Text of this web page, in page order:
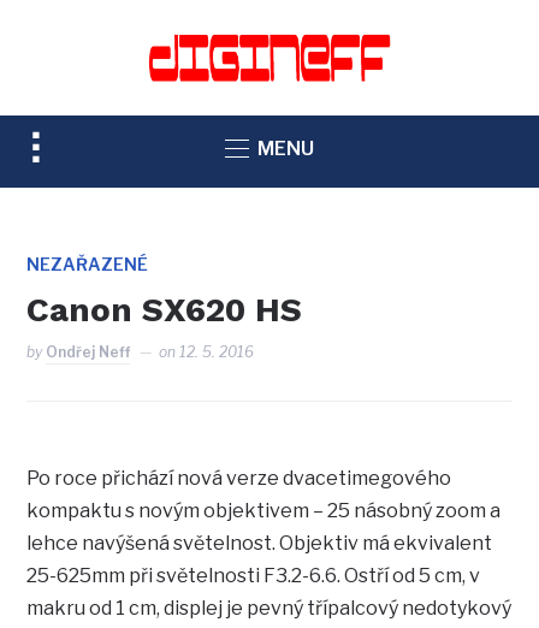
TOGGLE
SIDEBAR
NAVIGATION
MENU
NEZAŘAZENÉ
Canon SX620 HS
by Ondřej Neff on12. 5. 2016
Po roce přichází nová verze dvacetimegového
kompaktu s novým objektivem – 25 násobný zoom a
lehce navýšená světelnost. Objektiv má ekvivalent
25-625mm při světelnosti F3.2-6.6. Ostří od 5 cm, v
makru od 1 cm, displej je pevný třípalcový nedotykový